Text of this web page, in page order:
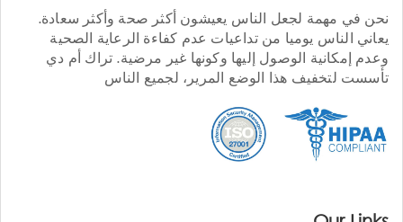
نحن في مهمة لجعل الناس يعيشون أكثر صحة وأكثر سعادة.
يعاني الناس يوميا من تداعيات عدم كفاءة الرعاية الصحية
وعدم إمكانية الوصول إليها وكونها غير مرضية. تراك أم دي
تأسست لتخفيف هذا الوضع المرير، لجميع الناس